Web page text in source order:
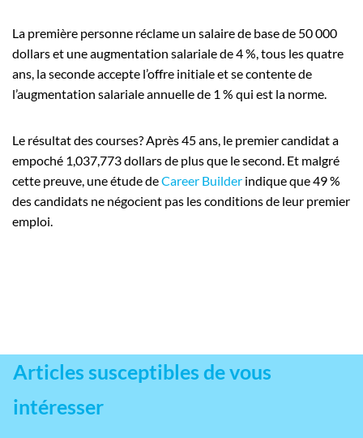
La première personne réclame un salaire de base de 50 000
dollars et une augmentation salariale de 4 %, tous les quatre
ans, la seconde accepte l’offre initiale et se contente de
l’augmentation salariale annuelle de 1 % qui est la norme.
Le résultat des courses? Après 45 ans, le premier candidat a
empoché 1,037,773 dollars de plus que le second. Et malgré
cette preuve, une étude deCareer Builder indique que 49 %
des candidats ne négocient pas les conditions de leur premier
emploi.
Articles susceptibles de vous
intéresser